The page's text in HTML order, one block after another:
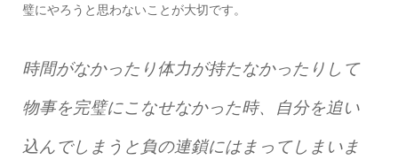
璧にやろうと思わないことが大切です。
時間がなかったり体力が持たなかったりして
物事を完璧にこなせなかった時、自分を追い
込んでしまうと負の連鎖にはまってしまいま